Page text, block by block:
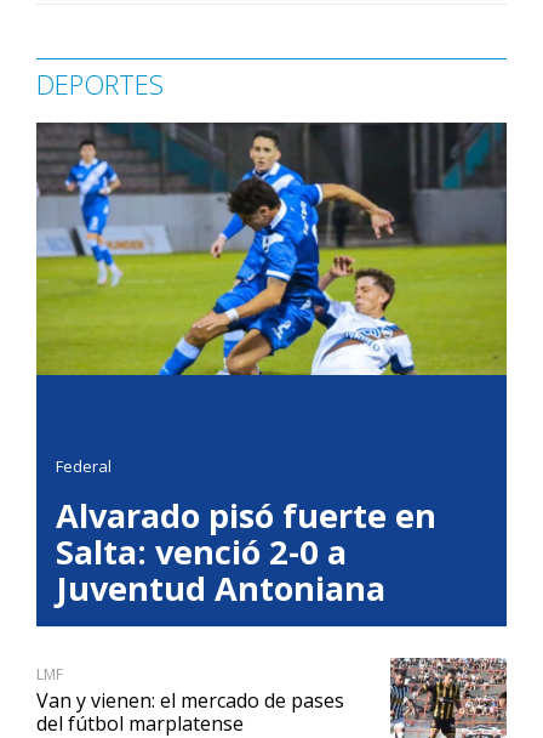
DEPORTES
Federal
Alvarado pisó fuerte en
Salta: venció 2-0 a
Juventud Antoniana
LMF
Van y vienen: el mercado de pases
del fútbol marplatense